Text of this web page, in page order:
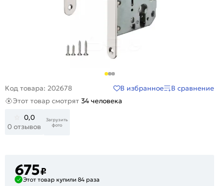
Код товара: 202678 В избранное
В сравнение
Этот товар смотрят 34 человека
0,0
0 отзывов
Загрузить
фото
675₽
Этот товар купили 84 раза